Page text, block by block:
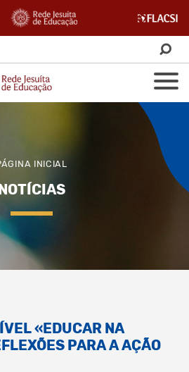
INICIAL
«EDUCAR NA
PARA A AÇÃO